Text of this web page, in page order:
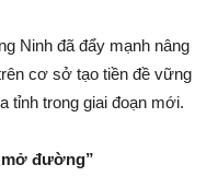
Ninh đã đẩy mạnh nâng
cơ sở tạo tiền đề vững
tỉnh trong giai đoạn mới.
đường”